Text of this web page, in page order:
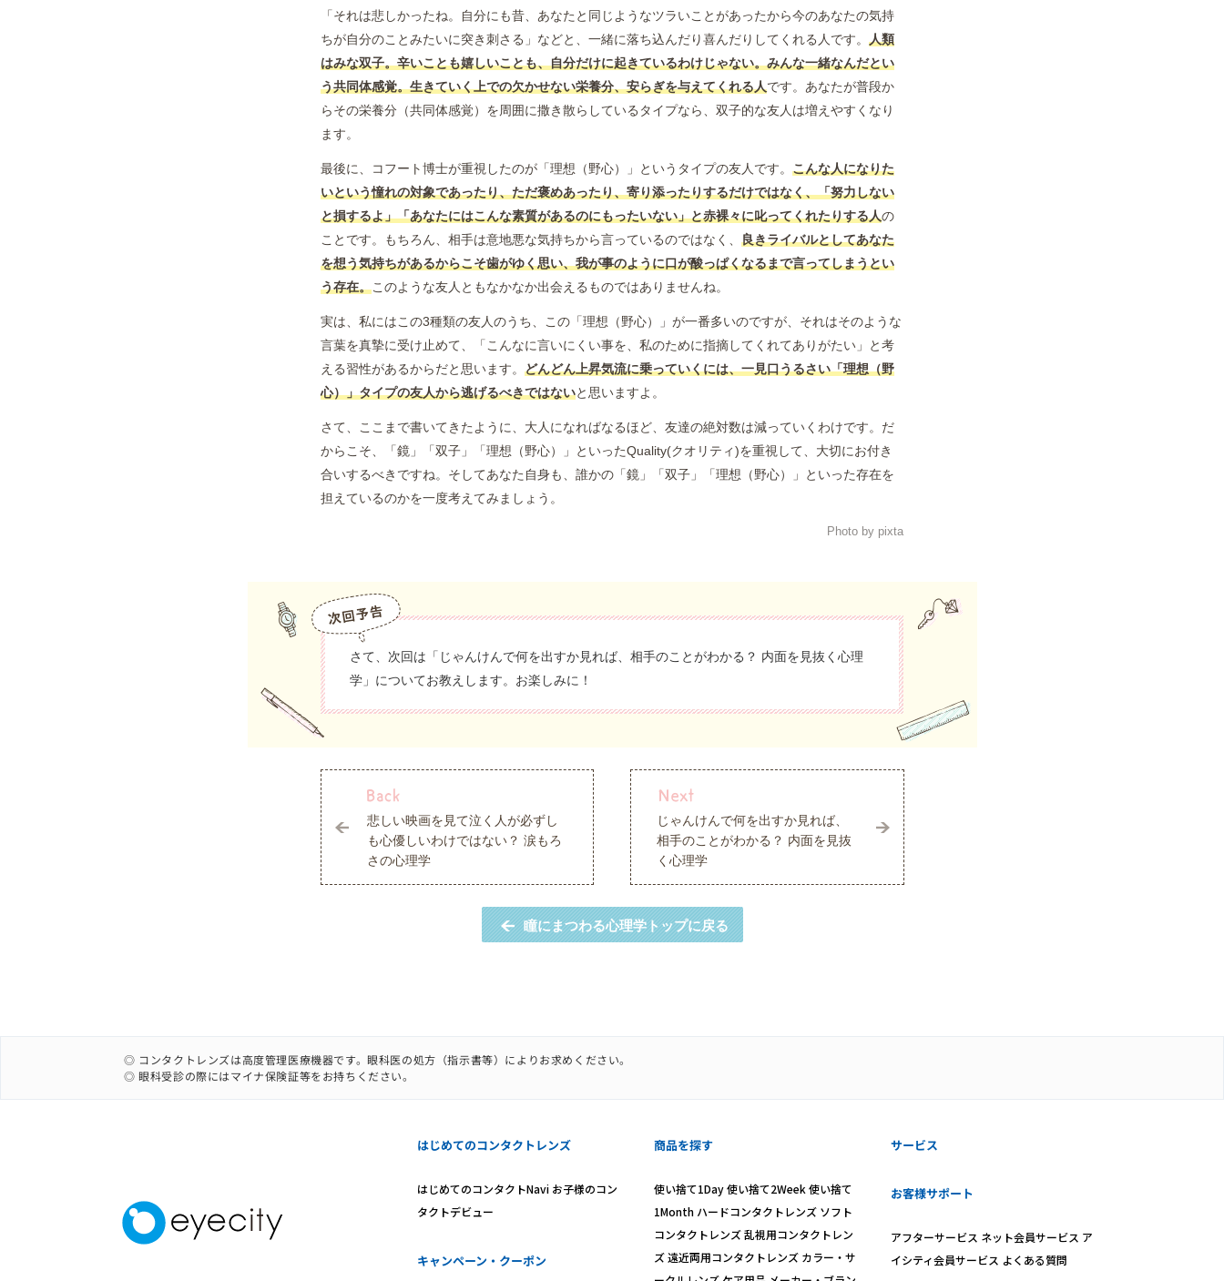
「それは悲しかったね。自分にも昔、あなたと同じようなツラいことがあったから今のあなたの気持
ちが自分のことみたいに突き刺さる」などと、一緒に落ち込んだり喜んだりしてくれる人です。 人類
はみな双子。辛いことも嬉しいことも、自分だけに起きているわけじゃない。みんな一緒なんだとい
う共同体感覚。生きていく上での欠かせない栄養分、安らぎを与えてくれる人です。あなたが普段か
らその栄養分（共同体感覚）を周囲に撒き散らしているタイプなら、双子的な友人は増えやすくなり
ます。
最後に、コフート博士が重視したのが「理想（野心）」というタイプの友人です。 こんな人になりた
いという憧れの対象であったり、ただ褒めあったり、寄り添ったりするだけではなく、「努力しない
と損するよ」「あなたにはこんな素質があるのにもったいない」と赤裸々に叱ってくれたりする人の
ことです。もちろん、相手は意地悪な気持ちから言っているのではなく、 良きライバルとしてあなた
を想う気持ちがあるからこそ歯がゆく思い、我が事のように口が酸っぱくなるまで言ってしまうとい
う存在。このような友人ともなかなか出会えるものではありませんね。
実は、私にはこの3種類の友人のうち、この「理想（野心）」が一番多いのですが、それはそのような
言葉を真摯に受け止めて、「こんなに言いにくい事を、私のために指摘してくれてありがたい」と考
える習性があるからだと思います。 どんどん上昇気流に乗っていくには、一見口うるさい「理想（野
心）」タイプの友人から逃げるべきではないと思いますよ。
さて、ここまで書いてきたように、大人になればなるほど、友達の絶対数は減っていくわけです。だ
からこそ、「鏡」「双子」「理想（野心）」といったQuality(クオリティ)を重視して、大切にお付き
合いするべきですね。そしてあなた自身も、誰かの「鏡」「双子」「理想（野心）」といった存在を
担えているのかを一度考えてみましょう。
Photo by pixta
さて、次回は「じゃんけんで何を出すか見れば、相手のことがわかる？ 内面を見抜く心理
学」についてお教えします。お楽しみに！
悲しい映画を見て泣く人が必ずし
も心優しいわけではない？ 涙もろ
さの心理学
じゃんけんで何を出すか見れば、
相手のことがわかる？ 内面を見抜
く心理学
瞳にまつわる心理学トップに戻る
◎ コンタクトレンズは高度管理医療機器です。眼科医の処方（指示書等）によりお求めください。
◎ 眼科受診の際にはマイナ保険証等をお持ちください。
はじめてのコンタクトレンズ
はじめてのコンタクトNavi お子様のコン
タクトデビュー
キャンペーン・クーポン
商品を探す
使い捨て1Day 使い捨て2Week 使い捨て
1Month ハードコンタクトレンズ ソフト
コンタクトレンズ 乱視用コンタクトレン
ズ 遠近両用コンタクトレンズ カラー・サ
サービス
お客様サポート
アフターサービス ネット会員サービス ア
イシティ会員サービス よくある質問